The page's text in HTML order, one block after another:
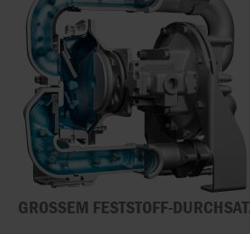
GROSSEM FESTSTOFF-DURCHSATZ